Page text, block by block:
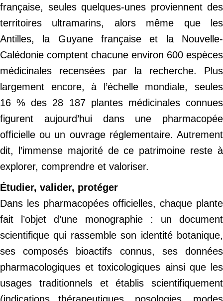
française, seules quelques-unes proviennent des
territoires ultramarins, alors même que les
Antilles, la Guyane française et la Nouvelle-
Calédonie comptent chacune environ 600 espèces
médicinales recensées par la recherche. Plus
largement encore, à l’échelle mondiale, seules
16 % des 28 187 plantes médicinales connues
figurent aujourd’hui dans une pharmacopée
officielle ou un ouvrage réglementaire. Autrement
dit, l’immense majorité de ce patrimoine reste à
explorer, comprendre et valoriser.
Étudier, valider, protéger
Dans les pharmacopées officielles, chaque plante
fait l’objet d’une monographie : un document
scientifique qui rassemble son identité botanique,
ses composés bioactifs connus, ses données
pharmacologiques et toxicologiques ainsi que les
usages traditionnels et établis scientifiquement